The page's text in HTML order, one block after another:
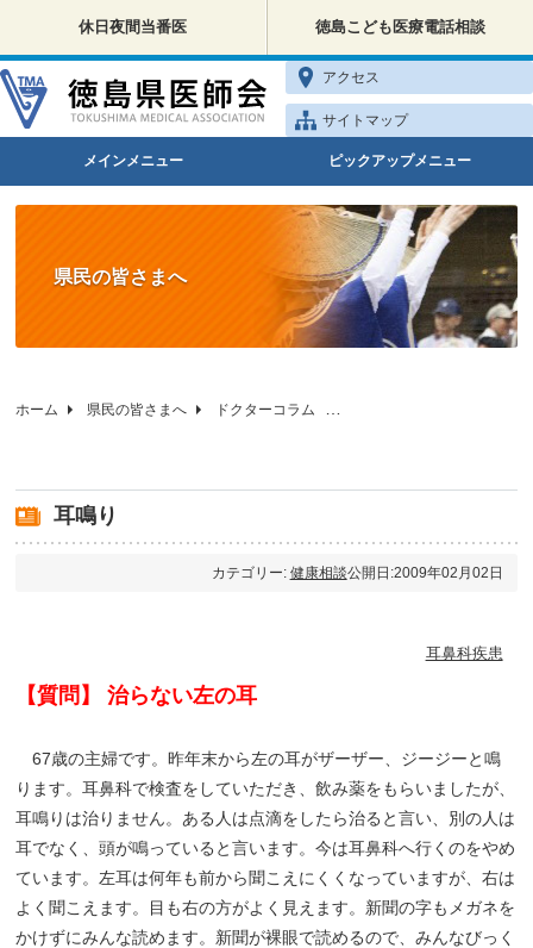
休日夜間当番医 徳島こども医療電話相談
アクセス
サイトマップ
メインメニュー ピックアップメニュー
県民の皆さまへ
ホーム 県民の皆さまへ ドクターコラム
耳鳴り
カテゴリー: 健康相談公開日:2009年02月02日
耳鼻科疾患
【質問】 治らない左の耳
67歳の主婦です。昨年末から左の耳がザーザー、ジージーと鳴
ります。耳鼻科で検査をしていただき、飲み薬をもらいましたが、
耳鳴りは治りません。ある人は点滴をしたら治ると言い、別の人は
耳でなく、頭が鳴っていると言います。今は耳鼻科へ行くのをやめ
ています。左耳は何年も前から聞こえにくくなっていますが、右は
よく聞こえます。目も右の方がよく見えます。新聞の字もメガネを
かけずにみんな読めます。新聞が裸眼で読めるので、みんなびっく